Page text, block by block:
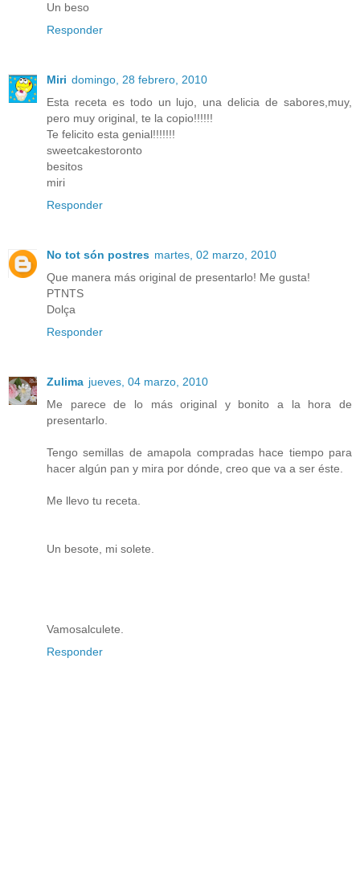
Un beso
Responder
Miri domingo, 28 febrero, 2010
Esta receta es todo un lujo, una delicia de sabores,muy,
pero muy original, te la copio!!!!!!
Te felicito esta genial!!!!!!!
sweetcakestoronto
besitos
miri
Responder
No tot són postres martes, 02 marzo, 2010
Que manera más original de presentarlo! Me gusta!
PTNTS
Dolça
Responder
Zulima jueves, 04 marzo, 2010
Me parece de lo más original y bonito a la hora de
presentarlo.
Tengo semillas de amapola compradas hace tiempo para
hacer algún pan y mira por dónde, creo que va a ser éste.
Me llevo tu receta.
Un besote, mi solete.
Vamosalculete.
Responder